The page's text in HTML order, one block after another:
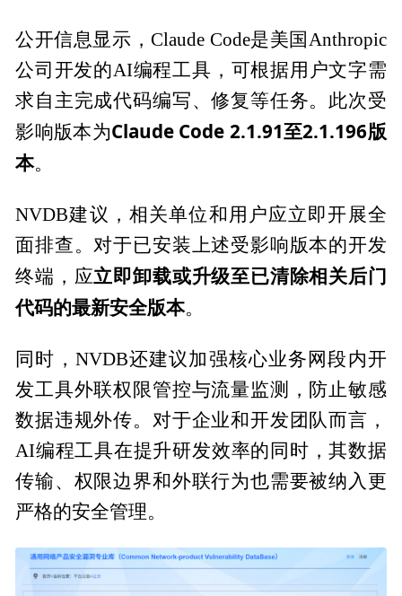
公开信息显示，Claude Code是美国Anthropic
公司开发的AI编程工具，可根据用户文字需
求自主完成代码编写、修复等任务。此次受
影响版本为Claude Code 2.1.91至2.1.196版
本。
NVDB建议，相关单位和用户应立即开展全
面排查。对于已安装上述受影响版本的开发
终端，应立即卸载或升级至已清除相关后门
代码的最新安全版本。
同时，NVDB还建议加强核心业务网段内开
发工具外联权限管控与流量监测，防止敏感
数据违规外传。对于企业和开发团队而言，
AI编程工具在提升研发效率的同时，其数据
传输、权限边界和外联行为也需要被纳入更
严格的安全管理。